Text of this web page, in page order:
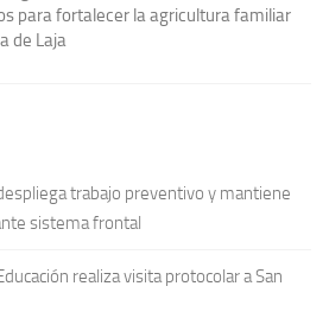
para fortalecer la agricultura familiar
de Laja
trabajo preventivo y mantiene
sistema frontal
realiza visita protocolar a San